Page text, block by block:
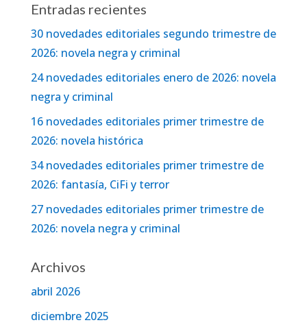
Entradas recientes
30 novedades editoriales segundo trimestre de
2026: novela negra y criminal
24 novedades editoriales enero de 2026: novela
negra y criminal
16 novedades editoriales primer trimestre de
2026: novela histórica
34 novedades editoriales primer trimestre de
2026: fantasía, CiFi y terror
27 novedades editoriales primer trimestre de
2026: novela negra y criminal
Archivos
abril 2026
diciembre 2025